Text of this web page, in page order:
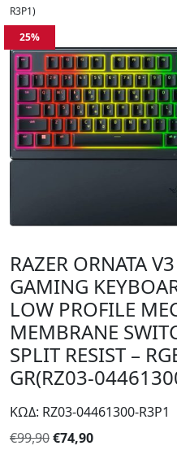
R3P1)
25%
RAZER ORNATA V3
GAMING
LOW PROFILE
MEMBRANE
SPLIT RESIST –
GR(RZ03-
ΚΩΔ: RZ03-04461300-R3P1
€99,90Original
€74,90Η